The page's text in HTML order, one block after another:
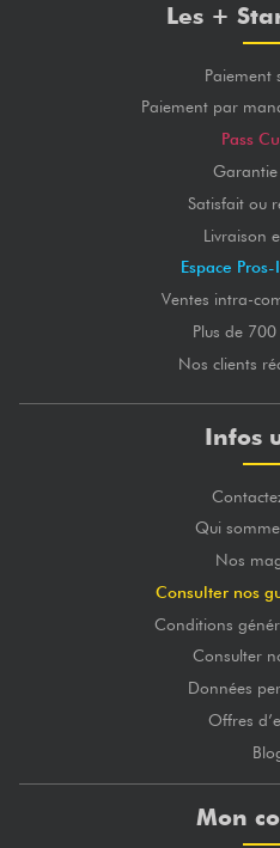
Les +
Paiement
Paiement par
Pass
Satisfait ou
Livraison
Espace
Ventes intra-
Plus de
Nos clients
Infos
Qui
Nos
Consulter nos
Conditions
Consulter
Données
Offres
Mon